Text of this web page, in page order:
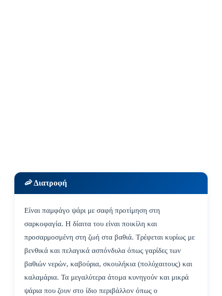
🦐 Διατροφή
Είναι παμφάγο ψάρι με σαφή προτίμηση στη
σαρκοφαγία. Η δίαιτα του είναι ποικίλη και
προσαρμοσμένη στη ζωή στα βαθιά. Τρέφεται κυρίως με
βενθικά και πελαγικά ασπόνδυλα όπως γαρίδες των
βαθιών νερών, καβούρια, σκουλήκια (πολύχαιτους) και
καλαμάρια. Τα μεγαλύτερα άτομα κυνηγούν και μικρά
ψάρια που ζουν στο ίδιο περιβάλλον όπως ο